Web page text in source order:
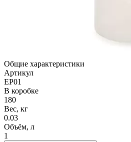
Общие характеристики
Артикул
EP01
В коробке
180
Вес, кг
0.03
Объём, л
1